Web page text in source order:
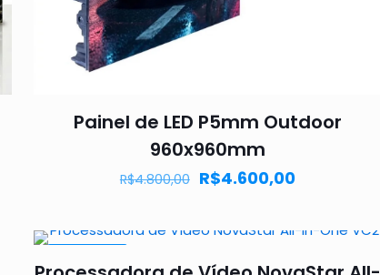
Painel de LED P5mm Outdoor
960x960mm
R$4.800,00 R$4.600,00